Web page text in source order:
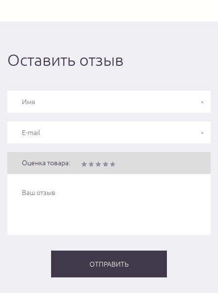
Оставить отзыв
Оценка товара: